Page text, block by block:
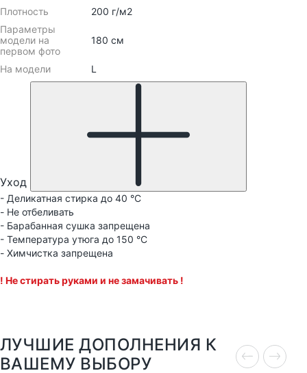
Плотность
200 г/м2
Параметры
модели на
первом фото
180 см
На модели L
Уход
- Деликатная стирка до 40 °C
- Не отбеливать
- Барабанная сушка запрещена
- Температура утюга до 150 °C
- Химчистка запрещена
! Не стирать руками и не замачивать !
ЛУЧШИЕ ДОПОЛНЕНИЯ К
ВАШЕМУ ВЫБОРУ